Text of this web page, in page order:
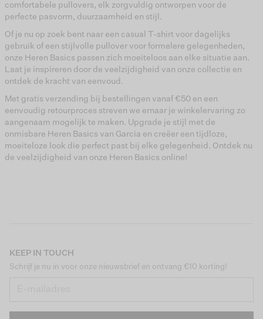
comfortabele pullovers, elk zorgvuldig ontworpen voor de
perfecte pasvorm, duurzaamheid en stijl.
Of je nu op zoek bent naar een casual T-shirt voor dagelijks
gebruik of een stijlvolle pullover voor formelere gelegenheden,
onze Heren Basics passen zich moeiteloos aan elke situatie aan.
Laat je inspireren door de veelzijdigheid van onze collectie en
ontdek de kracht van eenvoud.
Met gratis verzending bij bestellingen vanaf €50 en een
eenvoudig retourproces streven we ernaar je winkelervaring zo
aangenaam mogelijk te maken. Upgrade je stijl met de
onmisbare Heren Basics van Garcia en creëer een tijdloze,
moeiteloze look die perfect past bij elke gelegenheid. Ontdek nu
de veelzijdigheid van onze Heren Basics online!
KEEP IN TOUCH
Schrijf je nu in voor onze nieuwsbrief en ontvang €10 korting!